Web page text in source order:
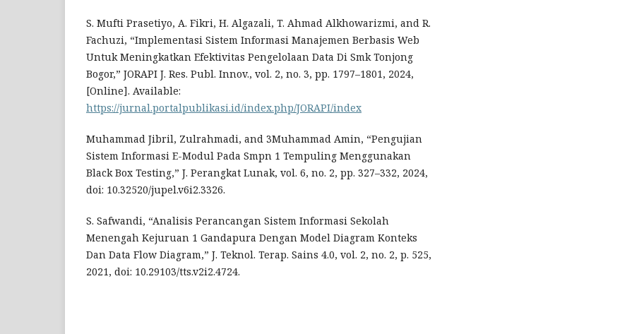
S. Mufti Prasetiyo, A. Fikri, H. Algazali, T. Ahmad Alkhowarizmi, and R.
Fachuzi, “Implementasi Sistem Informasi Manajemen Berbasis Web
Untuk Meningkatkan Efektivitas Pengelolaan Data Di Smk Tonjong
Bogor,” JORAPI J. Res. Publ. Innov., vol. 2, no. 3, pp. 1797–1801, 2024,
[Online]. Available:
https://jurnal.portalpublikasi.id/index.php/JORAPI/index
Muhammad Jibril, Zulrahmadi, and 3Muhammad Amin, “Pengujian
Sistem Informasi E-Modul Pada Smpn 1 Tempuling Menggunakan
Black Box Testing,” J. Perangkat Lunak, vol. 6, no. 2, pp. 327–332, 2024,
doi: 10.32520/jupel.v6i2.3326.
S. Safwandi, “Analisis Perancangan Sistem Informasi Sekolah
Menengah Kejuruan 1 Gandapura Dengan Model Diagram Konteks
Dan Data Flow Diagram,” J. Teknol. Terap. Sains 4.0, vol. 2, no. 2, p. 525,
2021, doi: 10.29103/tts.v2i2.4724.